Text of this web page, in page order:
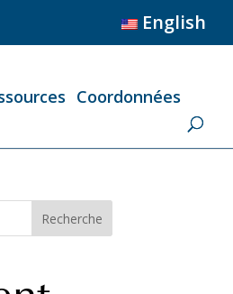
English
Coordonnées
Recherche